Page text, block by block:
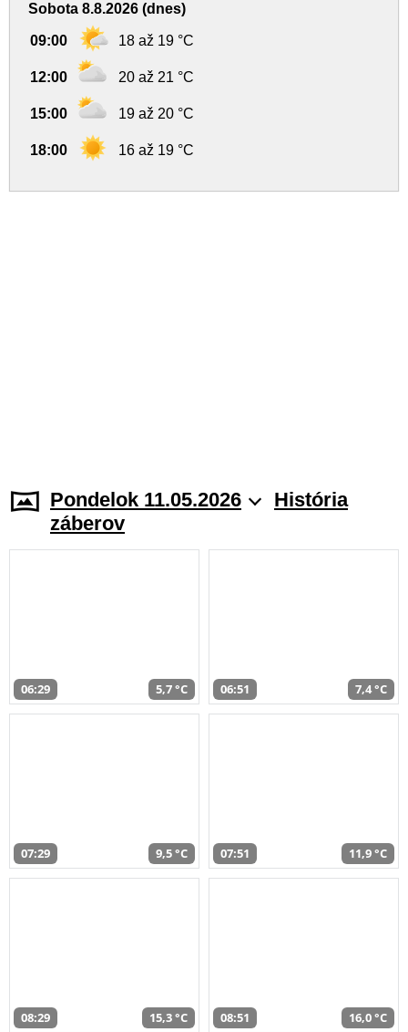
Sobota 8.8.2026 (dnes)
09:00 18 až 19 °C
12:00 20 až 21 °C
15:00 19 až 20 °C
18:00 16 až 19 °C
Pondelok 11.05.2026
História
záberov
06:29 5,7 °C 06:51 7,4 °C
07:29 9,5 °C 07:51 11,9 °C
08:29 15,3 °C 08:51 16,0 °C